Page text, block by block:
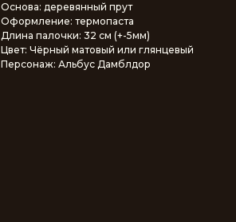
Основа: деревянный прут
Оформление: термопаста
Длина палочки: 32 см (+-5мм)
Цвет: Чёрный матовый или глянцевый
Персонаж: Альбус Дамблдор